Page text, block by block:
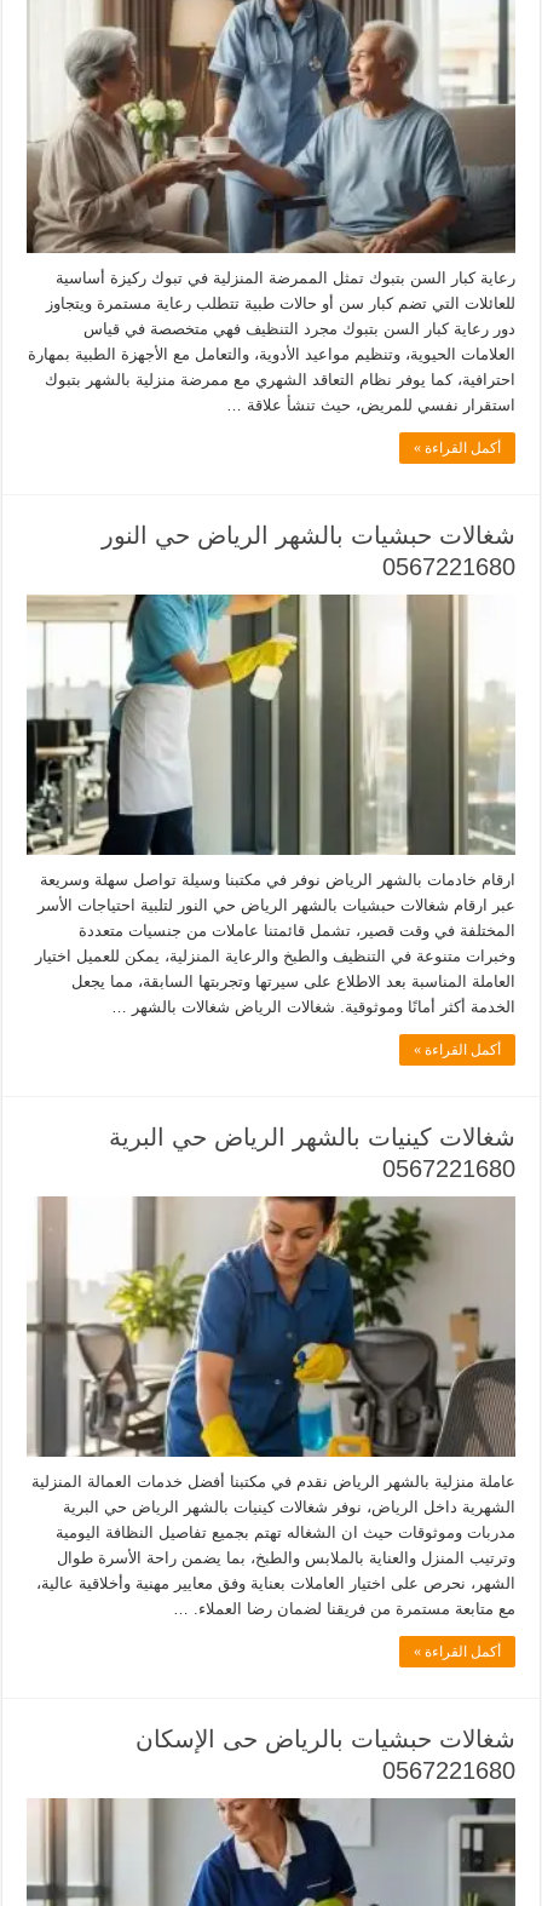
رعاية كبار السن بتبوك تمثل الممرضة المنزلية في تبوك ركيزة أساسية
للعائلات التي تضم كبار سن أو حالات طبية تتطلب رعاية مستمرة ويتجاوز
دور رعاية كبار السن بتبوك مجرد التنظيف فهي متخصصة في قياس
العلامات الحيوية، وتنظيم مواعيد الأدوية، والتعامل مع الأجهزة الطبية بمهارة
احترافية، كما يوفر نظام التعاقد الشهري مع ممرضة منزلية بالشهر بتبوك
استقرار نفسي للمريض، حيث تنشأ علاقة …
أكمل القراءة »
شغالات حبشيات بالشهر الرياض حي النور
0567221680
ارقام خادمات بالشهر الرياض نوفر في مكتبنا وسيلة تواصل سهلة وسريعة
عبر ارقام شغالات حبشيات بالشهر الرياض حي النور لتلبية احتياجات الأسر
المختلفة في وقت قصير، تشمل قائمتنا عاملات من جنسيات متعددة
وخبرات متنوعة في التنظيف والطبخ والرعاية المنزلية، يمكن للعميل اختيار
العاملة المناسبة بعد الاطلاع على سيرتها وتجربتها السابقة، مما يجعل
الخدمة أكثر أمانًا وموثوقية. شغالات الرياض شغالات بالشهر …
أكمل القراءة »
شغالات كينيات بالشهر الرياض حي البرية
0567221680
عاملة منزلية بالشهر الرياض نقدم في مكتبنا أفضل خدمات العمالة المنزلية
الشهرية داخل الرياض، نوفر شغالات كينيات بالشهر الرياض حي البرية
مدربات وموثوقات حيث ان الشغاله تهتم بجميع تفاصيل النظافة اليومية
وترتيب المنزل والعناية بالملابس والطبخ، بما يضمن راحة الأسرة طوال
الشهر، نحرص على اختيار العاملات بعناية وفق معايير مهنية وأخلاقية عالية،
مع متابعة مستمرة من فريقنا لضمان رضا العملاء. …
أكمل القراءة »
شغالات حبشيات بالرياض حى الإسكان
0567221680